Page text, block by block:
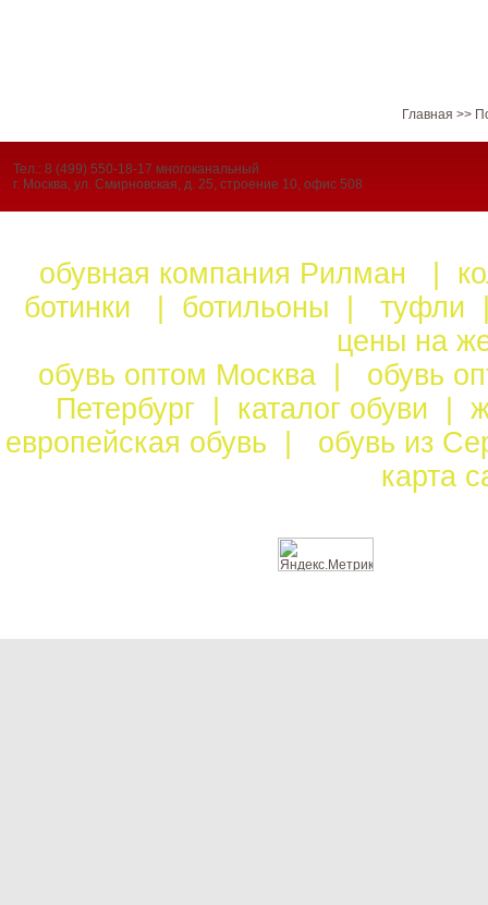
Главная >>
Тел.: 8 (499) 550-18-17 многоканальный
г. Москва, ул. Смирновская, д. 25, строение 10, офис 508
обувная компания Рилман
ботинки
ботильоны туфли
цены на
обувь оптом Москва
обувь
Петербург
каталог обуви
европейская обувь
обувь из
карта